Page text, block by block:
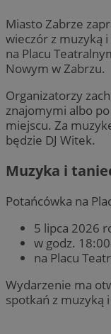
Miasto Zabrze
wieczór z muzyką
na Placu
Nowym w Zabrzu.
Organizatorzy
znajomymi albo po
miejscu. Za
będzie DJ Witek.
Muzyka i
Potańcówka na
5 lipca 2026
w godz.
na Placu
Wydarzenie ma
spotkań z muzyką